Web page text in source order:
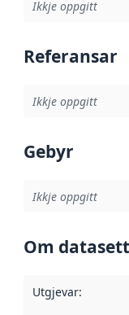
Ikkje oppgitt
Referansar
Ikkje oppgitt
Gebyr
Ikkje oppgitt
Om
Utgjevar: